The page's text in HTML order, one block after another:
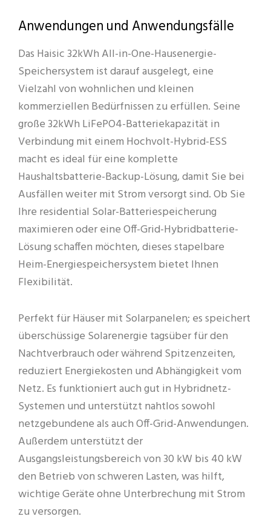
Anwendungen und Anwendungsfälle
Das Haisic 32kWh All-in-One-Hausenergie-
Speichersystem ist darauf ausgelegt, eine
Vielzahl von wohnlichen und kleinen
kommerziellen Bedürfnissen zu erfüllen. Seine
große 32kWh LiFePO4-Batteriekapazität in
Verbindung mit einem Hochvolt-Hybrid-ESS
macht es ideal für eine komplette
Haushaltsbatterie-Backup-Lösung, damit Sie bei
Ausfällen weiter mit Strom versorgt sind. Ob Sie
Ihre residential Solar-Batteriespeicherung
maximieren oder eine Off-Grid-Hybridbatterie-
Lösung schaffen möchten, dieses stapelbare
Heim-Energiespeichersystem bietet Ihnen
Flexibilität.
Perfekt für Häuser mit Solarpanelen; es speichert
überschüssige Solarenergie tagsüber für den
Nachtverbrauch oder während Spitzenzeiten,
reduziert Energiekosten und Abhängigkeit vom
Netz. Es funktioniert auch gut in Hybridnetz-
Systemen und unterstützt nahtlos sowohl
netzgebundene als auch Off-Grid-Anwendungen.
Außerdem unterstützt der
Ausgangsleistungsbereich von 30 kW bis 40 kW
den Betrieb von schweren Lasten, was hilft,
wichtige Geräte ohne Unterbrechung mit Strom
zu versorgen.